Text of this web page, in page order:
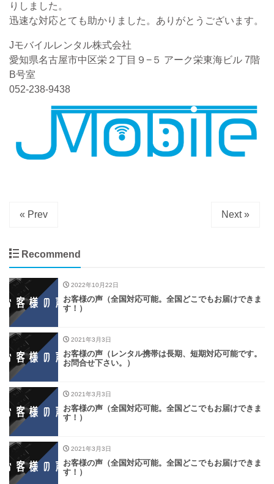
りしました。
迅速な対応とても助かりました。ありがとうございます。
Jモバイルレンタル株式会社
愛知県名古屋市中区栄２丁目９−５ アーク栄東海ビル 7階
B号室
052-238-9438
« Prev Next »
Recommend
2022年10月22日
お客様の声（全国対応可能。全国どこでもお届けできま
す！）
2021年3月3日
お客様の声（レンタル携帯は長期、短期対応可能です。
お問合せ下さい。）
2021年3月3日
お客様の声（全国対応可能。全国どこでもお届けできま
す！）
2021年3月3日
お客様の声（全国対応可能。全国どこでもお届けできま
す！）